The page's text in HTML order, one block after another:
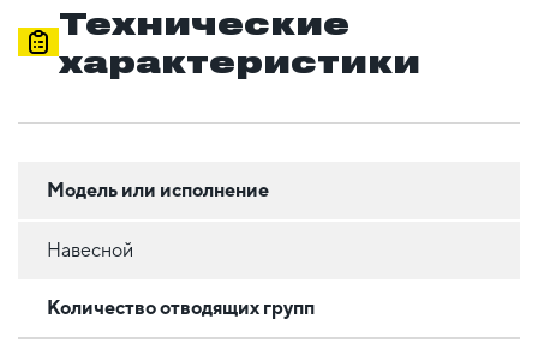
Технические
характеристики
Модель или исполнение
Навесной
Количество отводящих групп